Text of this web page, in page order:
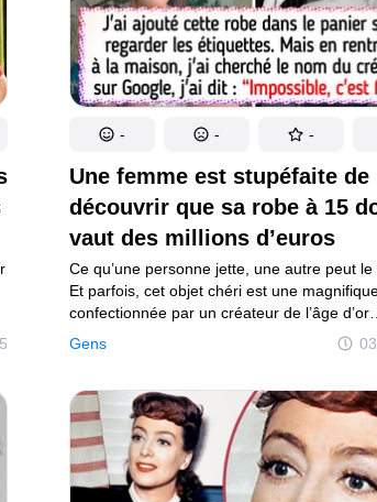
dans le monde entier.
Une femme est stupéfaite de
découvrir que sa robe à 15
vaut des millions d’euros
Gens
Ce qu’une personne jette, une autre peut le
Et parfois, cet objet chéri est une
confectionnée par un créateur de l’âge d’or
d’Hollywood. Kansas Michalke, créatrice de
et mère de deux enfants originaire d’Austin,
trésors cachés au cours de ses aventures
friperies.
- - -
Politique de confidentialité Politique de droit